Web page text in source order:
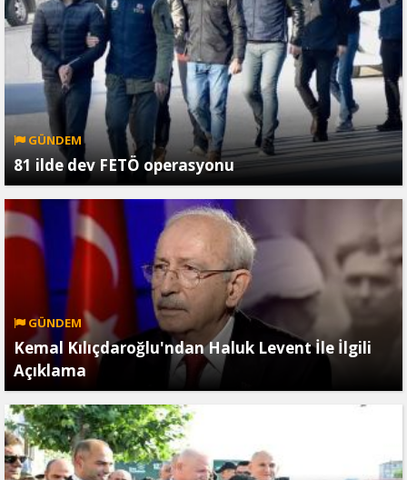
GÜNDEM
81 ilde dev FETÖ operasyonu
GÜNDEM
Kemal Kılıçdaroğlu'ndan Haluk Levent İle İlgili
Açıklama